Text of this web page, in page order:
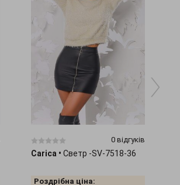
0 відгуків
Carica • Светр -SV-7518-36
Роздрібна ціна: